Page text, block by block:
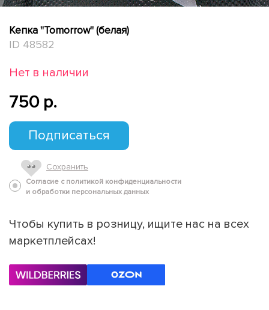
Кепка "Tomorrow" (белая)
ID 48582
Нет в наличии
750 p.
Подписаться
Сохранить
Согласие с политикой конфиденциальности
и обработки персональных данных
Чтобы купить в розницу, ищите нас на всех
маркетплейсах!